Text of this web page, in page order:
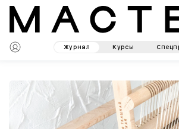
Журнал Курсы